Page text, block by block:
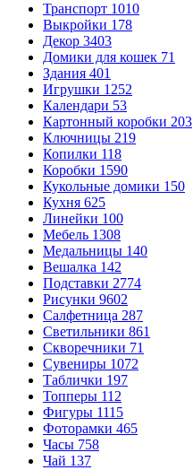
Транспорт 1010
Выкройки 178
Декор 3403
Домики для кошек 71
Здания 401
Игрушки 1252
Календари 53
Картонный коробки 203
Ключницы 219
Копилки 118
Коробки 1590
Кукольные домики 150
Кухня 625
Линейки 100
Мебель 1308
Медальницы 140
Вешалка 142
Подставки 2774
Рисунки 9602
Салфетница 287
Светильники 861
Скворечники 71
Сувениры 1072
Таблички 197
Топперы 112
Фигуры 1115
Фоторамки 465
Часы 758
Чай 137